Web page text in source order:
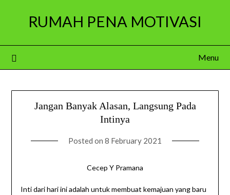
RUMAH PENA MOTIVASI
Menu
Jangan Banyak Alasan, Langsung Pada
Intinya
Posted on 8 February 2021
Cecep Y Pramana
Inti dari hari ini adalah untuk membuat kemajuan yang baru